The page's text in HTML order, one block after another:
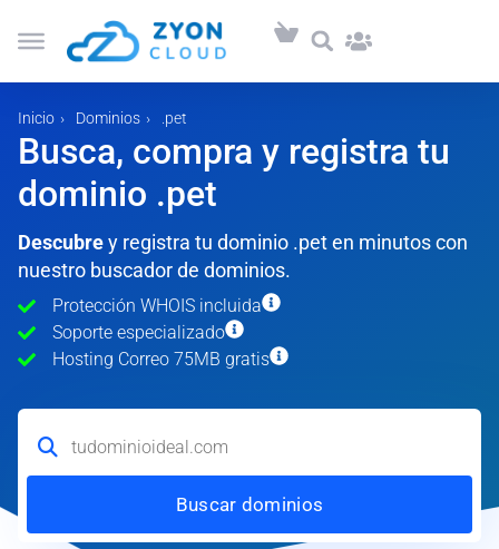
Inicio Dominios .pet
Busca, compra y registra tu
dominio .pet
Descubrey registra tu dominio .pet en minutos con
nuestro buscador de dominios.
Protección WHOIS incluida
Soporte especializado
Hosting Correo 75MB gratis
Buscar dominios